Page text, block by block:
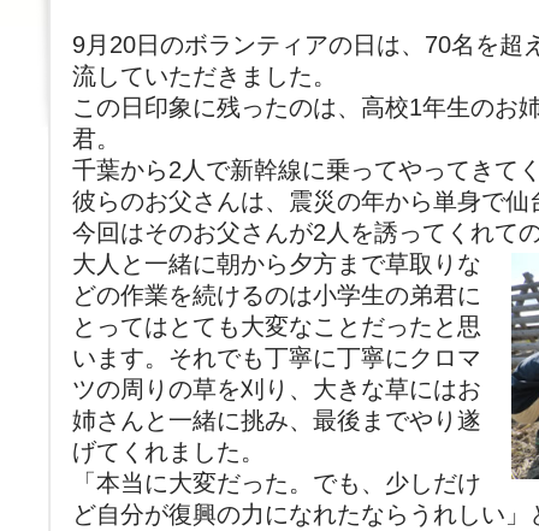
9月20日のボランティアの日は、70名を超
流していただきました。
この日印象に残ったのは、高校1年生のお
君。
千葉から2人で新幹線に乗ってやってきて
彼らのお父さんは、震災の年から単身で
今回はそのお父さんが2人を誘ってくれて
大人と一緒に朝から夕方まで草取りな
どの作業を続けるのは小学生の弟君に
とってはとても大変なことだったと思
います。それでも丁寧に丁寧にクロマ
ツの周りの草を刈り、大きな草にはお
姉さんと一緒に挑み、最後までやり遂
げてくれました。
「本当に大変だった。でも、少しだけ
ど自分が復興の力になれたならうれしい